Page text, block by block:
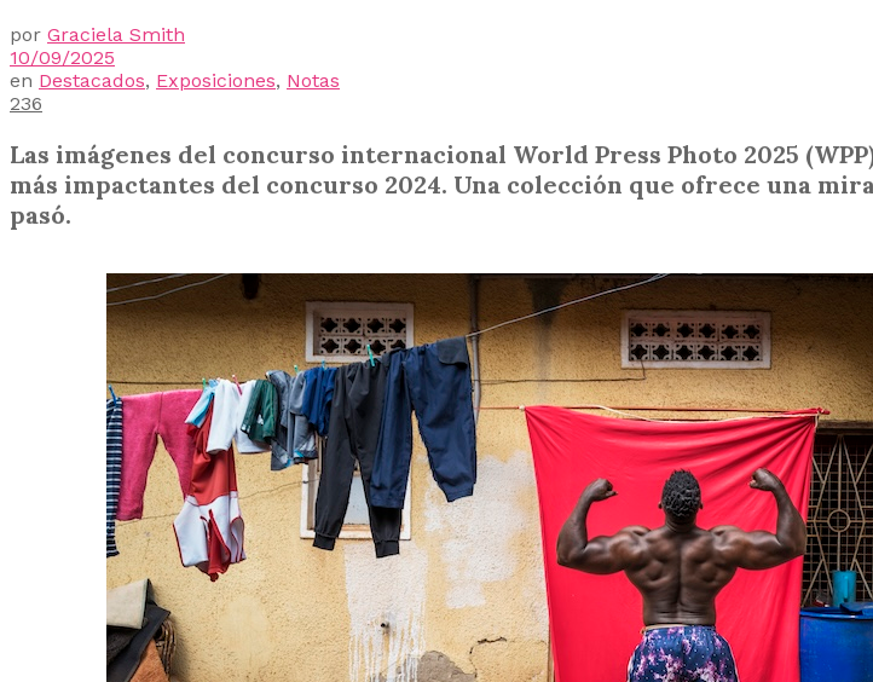
por Graciela Smith
10/09/2025
en Destacados, Exposiciones, Notas
236
Las imágenes del concurso internacional World Press Photo 2025
más impactantes del concurso 2024. Una colección que ofrece una
pasó.